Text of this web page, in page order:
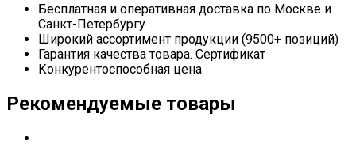
Бесплатная и оперативная доставка по Москве и
Санкт-Петербургу
Широкий ассортимент продукции (9500+ позиций)
Гарантия качества товара. Сертификат
Конкурентоспособная цена
Рекомендуемые товары